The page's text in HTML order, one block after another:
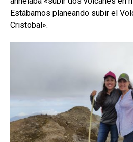
Estábamos planeando subir el
Cristobal».